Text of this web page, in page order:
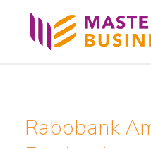
Rabobank